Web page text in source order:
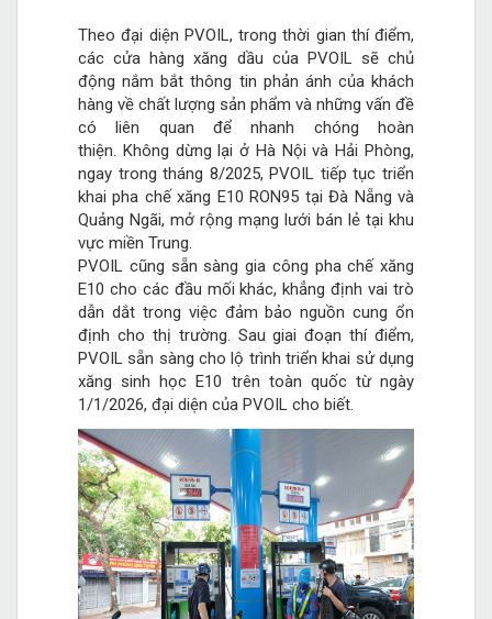
Theo đại diện PVOIL, trong thời gian thí điểm,
các cửa hàng xăng dầu của PVOIL sẽ chủ
động nắm bắt thông tin phản ánh của khách
hàng về chất lượng sản phẩm và những vấn đề
có liên quan để nhanh chóng hoàn
thiện. Không dừng lại ở Hà Nội và Hải Phòng,
ngay trong tháng 8/2025, PVOIL tiếp tục triển
khai pha chế xăng E10 RON95 tại Đà Nẵng và
Quảng Ngãi, mở rộng mạng lưới bán lẻ tại khu
vực miền Trung.
PVOIL cũng sẵn sàng gia công pha chế xăng
E10 cho các đầu mối khác, khẳng định vai trò
dẫn dắt trong việc đảm bảo nguồn cung ổn
định cho thị trường. Sau giai đoạn thí điểm,
PVOIL sẵn sàng cho lộ trình triển khai sử dụng
xăng sinh học E10 trên toàn quốc từ ngày
1/1/2026, đại diện của PVOIL cho biết.